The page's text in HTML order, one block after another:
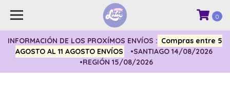
INFORMACIÓN DE LOS PROXÍMOS ENVÍOS : Compras entre 5
AGOSTO AL 11 AGOSTO ENVÍOS
•SANTIAGO 14/08/2026
•REGIÓN 15/08/2026
0